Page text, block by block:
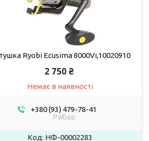
Ryobi Ecusima 8000Vi,10020910
2 750 ₴
Немає в наявності
+380 (93) 479-78-41
Рибар
НФ-00002283